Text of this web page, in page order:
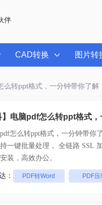
伴
CAD转换 图片转
么转ppt格式，一分钟带你了解
】电脑pdf怎么转ppt格式
怎么转ppt格式，一分钟带你
排版不乱码。支持一键
装，高效办公。
： PDF转Word PDF压